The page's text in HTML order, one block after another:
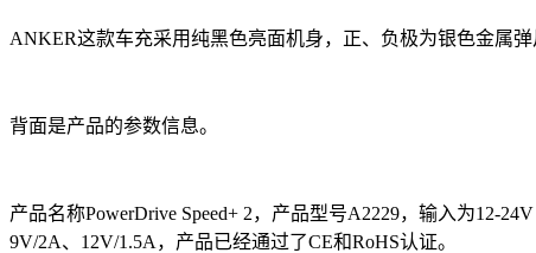
ANKER这款车充采用纯黑色亮面机身，正、负极为银色金属弹
背面是产品的参数信息。
产品名称PowerDrive Speed+ 2，产品型号A2229，输入为12-
9V/2A、12V/1.5A，产品已经通过了CE和RoHS认证。